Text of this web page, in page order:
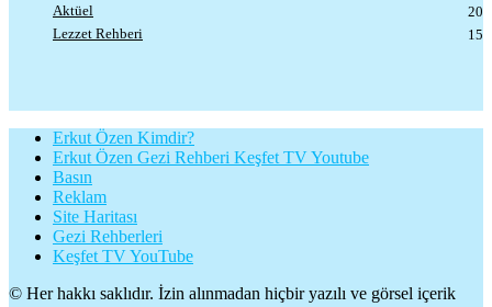
Aktüel
20
Lezzet Rehberi
15
Erkut Özen Kimdir?
Erkut Özen Gezi Rehberi Keşfet TV Youtube
Basın
Reklam
Site Haritası
Gezi Rehberleri
Keşfet TV YouTube
© Her hakkı saklıdır. İzin alınmadan hiçbir yazılı ve görsel içerik